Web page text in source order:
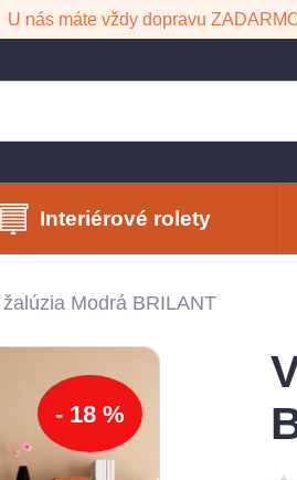
U nás máte vždy dopravu
Interiérové rolety
Modrá BRILANT
- 18 %